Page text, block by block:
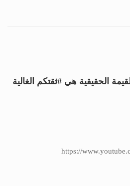
الحقيقية هي #ثقتكم الغالية
https://